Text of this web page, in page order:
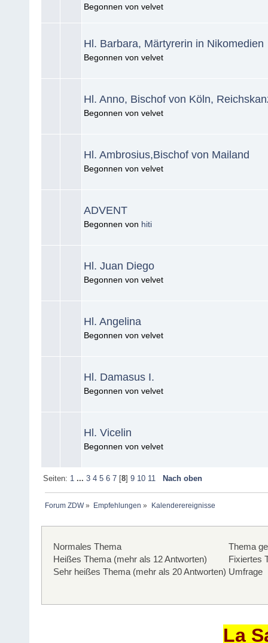
Begonnen von velvet
Hl. Barbara, Märtyrerin in Nikomedien
Begonnen von velvet
Hl. Anno, Bischof von Köln,
Begonnen von velvet
Hl. Ambrosius,Bischof von Mailand
Begonnen von velvet
ADVENT
Begonnen von hiti
Hl. Juan Diego
Begonnen von velvet
Hl. Angelina
Begonnen von velvet
Hl. Damasus I.
Begonnen von velvet
Hl. Vicelin
Begonnen von velvet
Seiten: 1 ... 3 4 5 6 7[8] 9 10 11 Nach oben
Forum ZDW» Empfehlungen » Kalenderereignisse
Normales Thema
Heißes Thema (mehr als 12 Antworten)
Sehr heißes Thema (mehr als 20 Antworten)
Thema
Fixiertes
Umfrage
La